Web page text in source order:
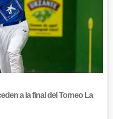
a la final del Torneo La